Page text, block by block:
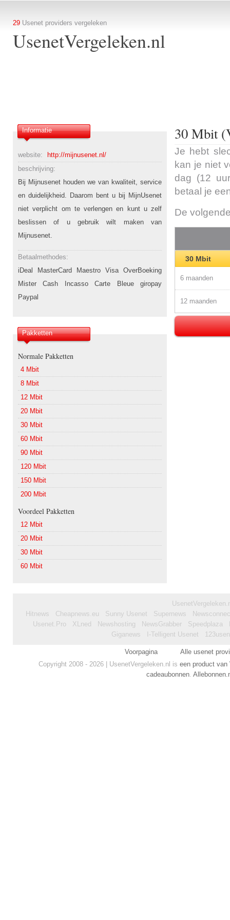
29 Usenet providers vergeleken
UsenetVergeleken.nl
Informatie
website:
http://mijnusenet.nl/
beschrijving:
Bij Mijnusenet houden we van kwaliteit, service
en duidelijkheid. Daarom bent u bij MijnUsenet
niet verplicht om te verlengen en kunt u zelf
beslissen of u gebruik wilt maken van
Mijnusenet.
Betaalmethodes:
iDeal MasterCard Maestro Visa OverBoeking
Mister Cash Incasso Carte Bleue giropay
Paypal
Pakketten
Normale Pakketten
4 Mbit
8 Mbit
12 Mbit
20 Mbit
30 Mbit
60 Mbit
90 Mbit
120 Mbit
150 Mbit
200 Mbit
Voordeel Pakketten
12 Mbit
20 Mbit
30 Mbit
60 Mbit
30 Mbit
Je hebt
kan je niet
dag (12
betaal je
De
30 Mbit
6 maanden
12 maanden
Hitnews
Cheapnews.eu Sunny Usenet Supernews
Usenet.Pro
XLned Newshosting NewsGrabber Speedplaza
Giganews
I-Telligent Usenet
Voorpagina
Alle usenet
Copyright 2008 - 2026 | UsenetVergeleken.nl is een product van
cadeaubonnen.